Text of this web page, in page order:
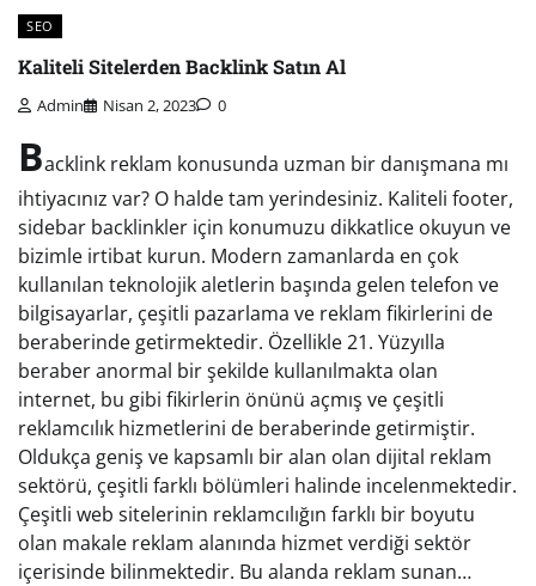
SEO
Kaliteli Sitelerden Backlink Satın Al
Admin Nisan 2, 2023 0
Backlink reklam konusunda uzman bir danışmana mı
ihtiyacınız var? O halde tam yerindesiniz. Kaliteli footer,
sidebar backlinkler için konumuzu dikkatlice okuyun ve
bizimle irtibat kurun. Modern zamanlarda en çok
kullanılan teknolojik aletlerin başında gelen telefon ve
bilgisayarlar, çeşitli pazarlama ve reklam fikirlerini de
beraberinde getirmektedir. Özellikle 21. Yüzyılla
beraber anormal bir şekilde kullanılmakta olan
internet, bu gibi fikirlerin önünü açmış ve çeşitli
reklamcılık hizmetlerini de beraberinde getirmiştir.
Oldukça geniş ve kapsamlı bir alan olan dijital reklam
sektörü, çeşitli farklı bölümleri halinde incelenmektedir.
Çeşitli web sitelerinin reklamcılığın farklı bir boyutu
olan makale reklam alanında hizmet verdiği sektör
içerisinde bilinmektedir. Bu alanda reklam sunan…